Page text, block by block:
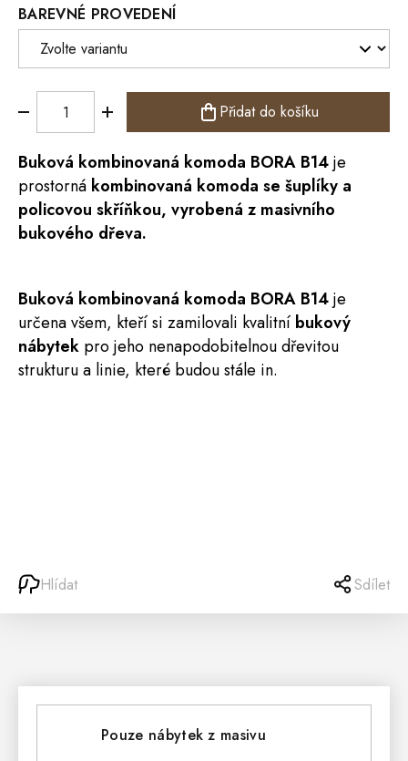
BAREVNÉ PROVEDENÍ
Přidat do košíku
Buková kombinovaná komoda BORA B14je
prostorná kombinovaná komoda se šuplíky a
policovou skříňkou, vyrobená z masivního
bukového dřeva.
Buková kombinovaná komoda BORA B14je
určena všem, kteří si zamilovali kvalitní bukový
nábytek pro jeho nenapodobitelnou dřevitou
strukturu a linie, které budou stále in.
Hlídat Sdílet
Pouze nábytek z masivu